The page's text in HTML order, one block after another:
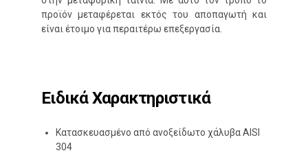
προϊόν μεταφέρεται εκτός του αποπαγωτή και
είναι έτοιμο για περαιτέρω επεξεργασία.
Ειδικά Χαρακτηριστικά
Κατασκευασμένο από ανοξείδωτο χάλυβα ΑISI
304